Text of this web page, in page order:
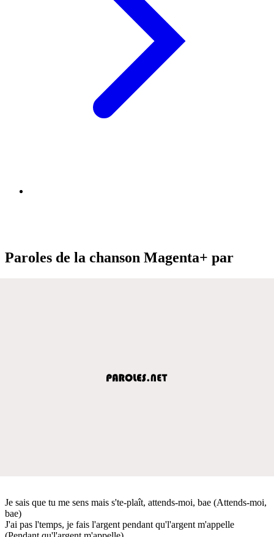
Paroles de la chanson Magenta+ par
Je sais que tu me sens mais s'te-plaît, attends-moi, bae (Attends-moi,
bae)
J'ai pas l'temps, je fais l'argent pendant qu'l'argent m'appelle